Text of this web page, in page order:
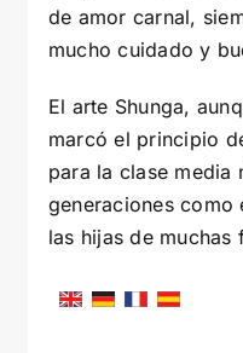
de amor carnal,
mucho cuidado y
El arte Shunga,
marcó el principio
para la clase media
generaciones como
las hijas de muchas